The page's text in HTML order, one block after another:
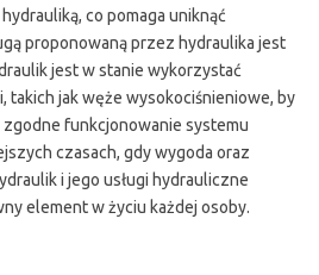
co pomaga uniknąć
proponowaną przez hydraulika jest
jest w stanie wykorzystać
takich jak węże wysokociśnieniowe, by
funkcjonowanie systemu
czasach, gdy wygoda oraz
i jego usługi hydrauliczne
element w życiu każdej osoby.